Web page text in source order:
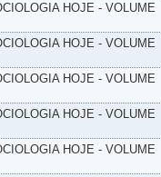
HOJE - VOLUME
HOJE - VOLUME
HOJE - VOLUME
HOJE - VOLUME
HOJE - VOLUME